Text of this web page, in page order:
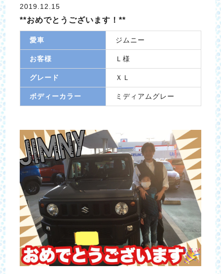
2019.12.15
**おめでとうございます！**
愛車 ジムニー
お客様 Ｌ様
グレード ＸＬ
ボディーカラー ミディアムグレー